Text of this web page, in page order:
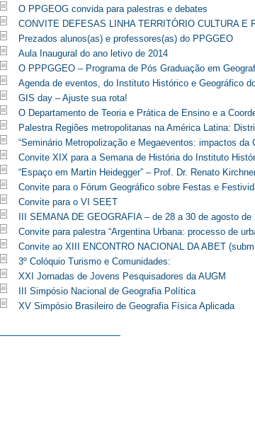
O PPGEOG convida para palestras e debates
CONVITE DEFESAS LINHA TERRITÓRIO CULTURA E
Prezados alunos(as) e professores(as) do PPGGEO
Aula Inaugural do ano letivo de 2014
O PPPGGEO – Programa de Pós Graduação em
Agenda de eventos, do Instituto Histórico e Geográfico
GIS day – Ajuste sua rota!
O Departamento de Teoria e Prática de Ensino e a
Palestra Regiões metropolitanas na América Latina:
“Seminário Metropolização e Megaeventos: impactos da
Convite XIX para a Semana de História do Instituto
“Espaço em Martin Heidegger” – Prof. Dr. Renato
Convite para o Fórum Geográfico sobre Festas e
Convite para o VI SEET
III SEMANA DE GEOGRAFIA – de 28 a 30 de agosto de
Convite para palestra “Argentina Urbana: processo de
Convite ao XIII ENCONTRO NACIONAL DA ABET
3º Colóquio Turismo e Comunidades:
XXI Jornadas de Jovens Pesquisadores da AUGM
III Simpósio Nacional de Geografia Política
XV Simpósio Brasileiro de Geografia Física Aplicada